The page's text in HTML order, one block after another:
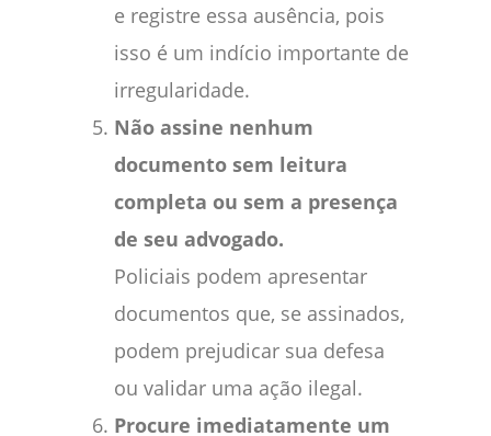
e registre essa ausência, pois
isso é um indício importante de
irregularidade.
Não assine nenhum
documento sem leitura
completa ou sem a presença
de seu advogado.
Policiais podem apresentar
documentos que, se assinados,
podem prejudicar sua defesa
ou validar uma ação ilegal.
Procure imediatamente um